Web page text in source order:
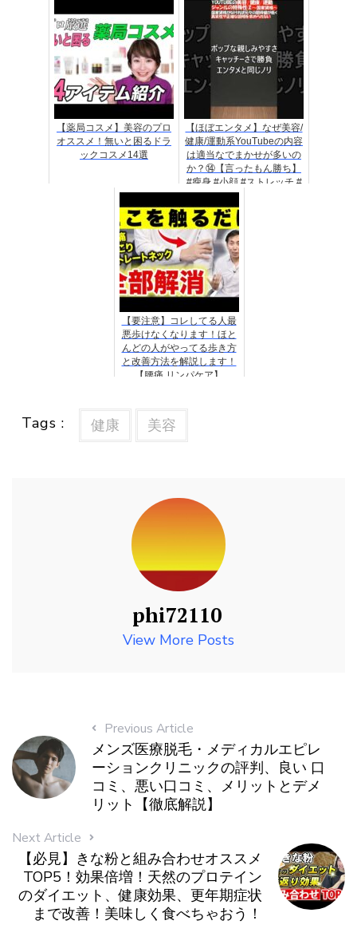
【薬局コスメ】美容のプロ
オススメ！無いと困るドラ
ックコスメ14選
【ほぼエンタメ】なぜ美容/
健康/運動系YouTubeの内容
は適当なでまかせが多いの
か？⑭【言ったもん勝ち】
#瘦身 #小顔 #ストレッチ #
ヨガ
【要注意】コレしてる人最
悪歩けなくなります！ほと
んどの人がやってる歩き方
と改善方法を解説します！
【腰痛 リンパケア】
Tags : 健康 美容
phi72110
View More Posts
Previous Article
メンズ医療脱毛・メディカルエピレ
ーションクリニックの評判、良い 口
コミ、悪い口コミ、メリットとデメ
リット【徹底解説】
Next Article
【必見】きな粉と組み合わせオススメ
TOP5！効果倍増！天然のプロテイン
のダイエット、健康効果、更年期症状
まで改善！美味しく食べちゃおう！